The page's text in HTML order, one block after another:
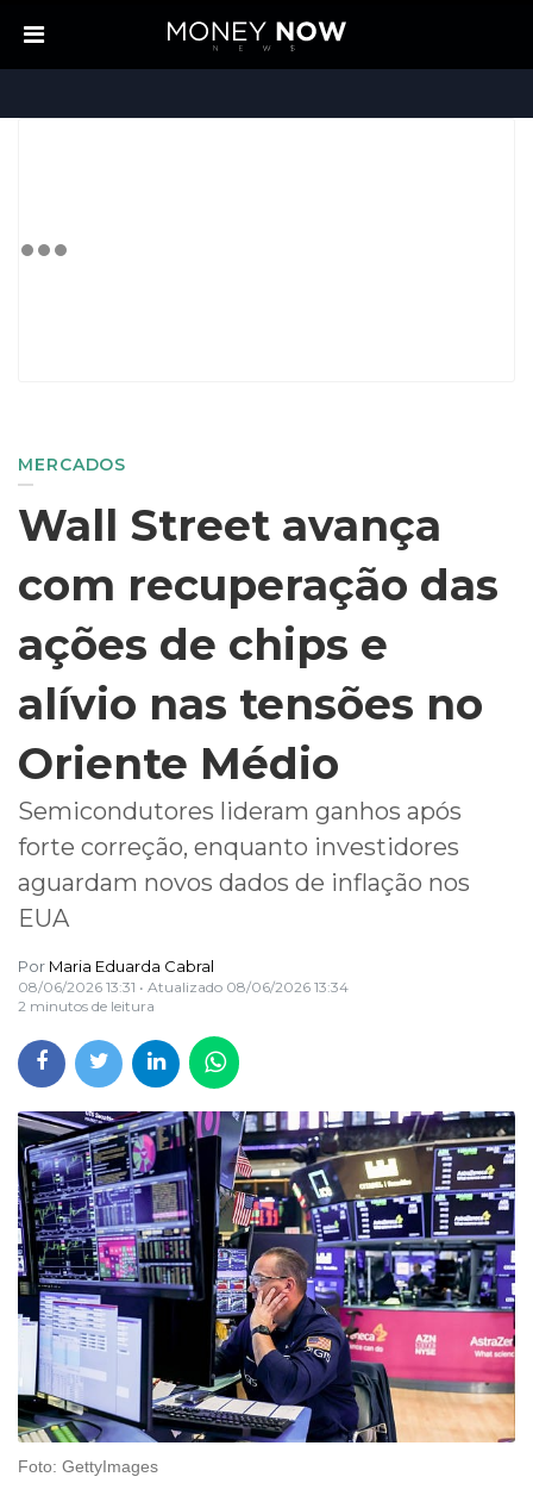
MERCADOS
Wall Street avança
com recuperação das
ações de chips e
alívio nas tensões no
Oriente Médio
Semicondutores lideram ganhos após
forte correção, enquanto investidores
aguardam novos dados de inflação nos
EUA
Por Maria Eduarda Cabral
08/06/2026 13:31 • Atualizado 08/06/2026 13:34
2 minutos de leitura
Foto: GettyImages